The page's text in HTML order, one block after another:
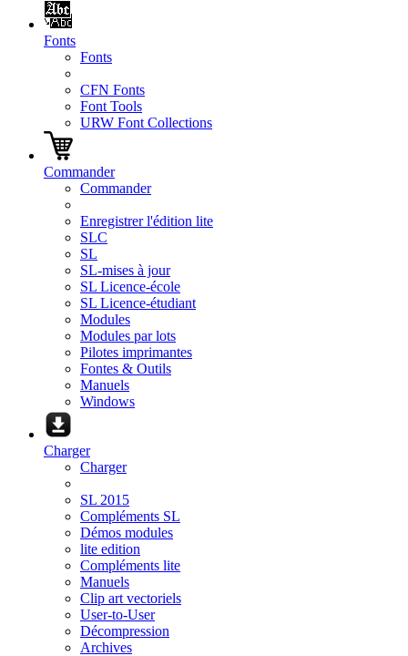
Fonts
Fonts
CFN Fonts
Font Tools
URW Font Collections
Commander
Commander
Enregistrer l'édition lite
SLC
SL
SL-mises à jour
SL Licence-école
SL Licence-étudiant
Modules
Modules par lots
Pilotes imprimantes
Fontes & Outils
Manuels
Windows
Charger
Charger
SL 2015
Compléments SL
Démos modules
lite edition
Compléments lite
Manuels
Clip art vectoriels
User-to-User
Décompression
Archives